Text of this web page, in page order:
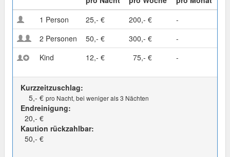
1 Person
25,- € 200,- €
-
2 Personen
50,- € 300,- €
-
Kind
12,- € 75,- € -
Kurzzeitzuschlag:
5,- € pro Nacht, bei weniger als 3 Nächten
Endreinigung:
20,- €
Kaution rückzahlbar:
50,- €